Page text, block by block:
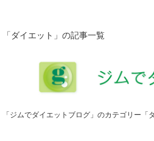
「ダイエット」の記事一覧
「ジムでダイエットブログ」のカテゴリー「